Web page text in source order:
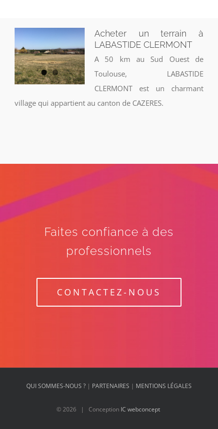
Acheter un terrain à
LABASTIDE CLERMONT
A 50 km au Sud Ouest de
Toulouse, LABASTIDE
CLERMONT est un charmant
village qui appartient au canton de CAZERES.
Faites confiance à des
professionnels
CONTACTEZ-NOUS
QUI SOMMES-NOUS ? | PARTENAIRES | MENTIONS LÉGALES
©2026 | Conception IC webconcept